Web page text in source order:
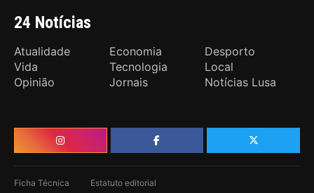
24 Notícias
Atualidade Economia
Desporto
Vida
Tecnologia
Local
Opinião
Jornais Notícias Lusa
Ficha Técnica Estatuto editorial